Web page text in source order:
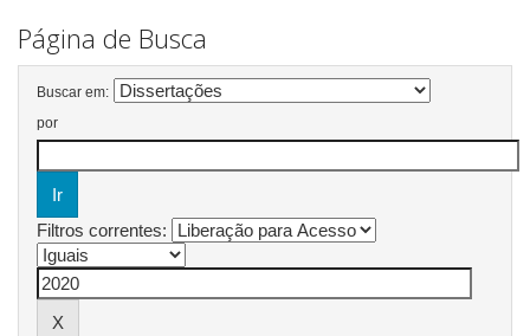
Página de Busca
Buscar em:
por
Filtros correntes: